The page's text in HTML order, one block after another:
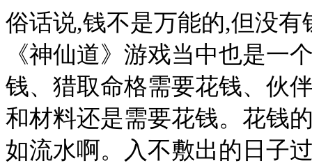
俗话说,钱不是万能的,但没
《神仙道》游戏当中也是一
钱、猎取命格需要花钱、伙
和材料还是需要花钱。花钱
如流水啊。入不敷出的日子